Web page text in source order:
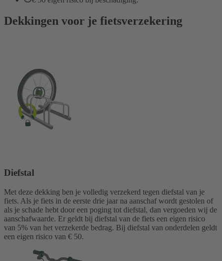
Dekkingen voor je fiets­verzekering
Diefstal
Met deze dekking ben je volledig verzekerd tegen diefstal van je
fiets. Als je fiets in de eerste drie jaar na aanschaf wordt gestolen of
als je schade hebt door een poging tot diefstal, dan vergoeden wij de
aanschafwaarde. Er geldt bij diefstal van de fiets een eigen risico
van 5% van het verzekerde bedrag. Bij diefstal van onderdelen geldt
een eigen risico van € 50.